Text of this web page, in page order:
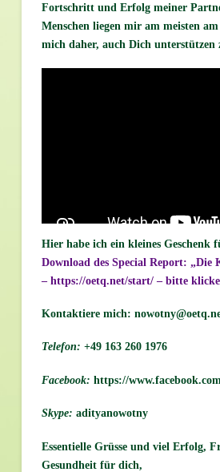
Fortschritt und Erfolg meiner
Menschen liegen mir am meisten
mich daher, auch Dich unterstützen
Hier habe ich ein kleines Geschenk
Download des Special Report:
– https://oetq.net/start/ – bitte
Kontaktiere mich:
Telefon: +49 163 260 1976
Facebook: https://
Skype: adityanowotny
Essentielle Grüsse und viel Erfolg,
Gesundheit für dich,